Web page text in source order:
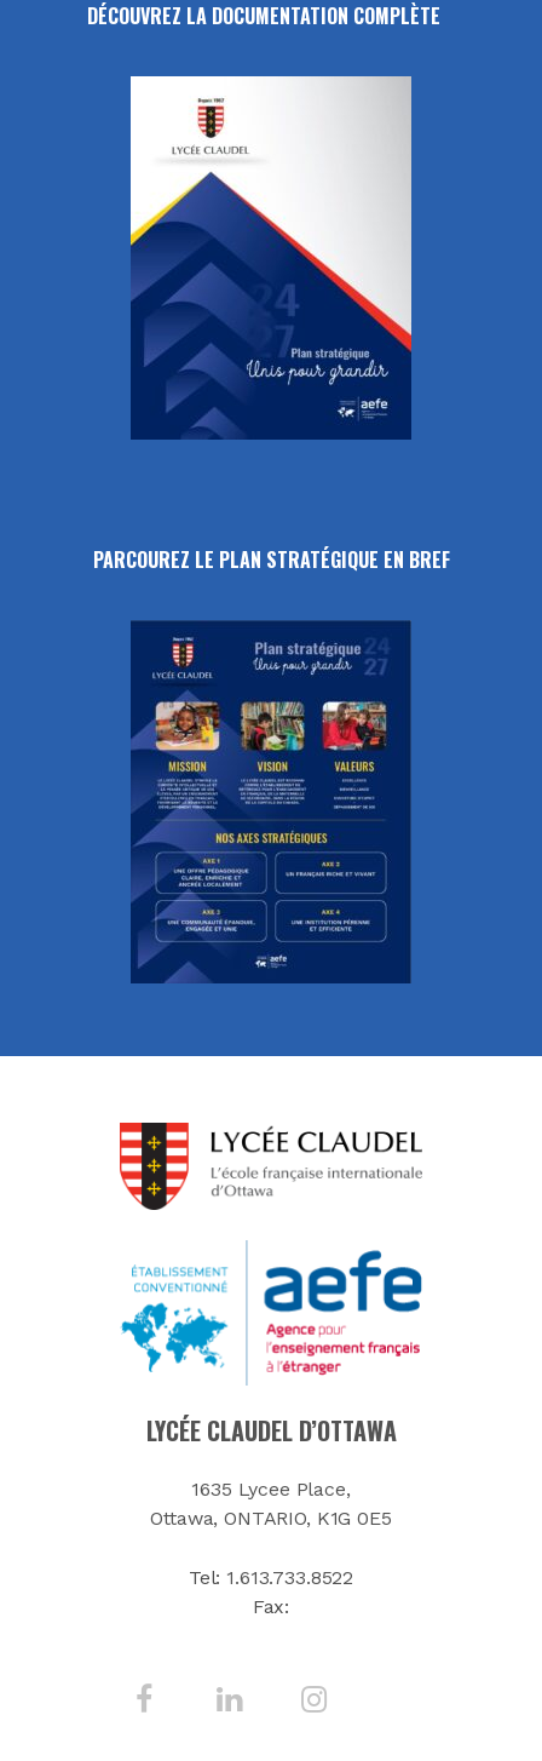
DÉCOUVREZ LA DOCUMENTATION COMPLÈTE
PARCOUREZ LE PLAN STRATÉGIQUE EN BREF
LYCÉE CLAUDEL D’OTTAWA
1635 Lycee Place,
Ottawa, ONTARIO, K1G 0E5
Tel: 1.613.733.8522
Fax: